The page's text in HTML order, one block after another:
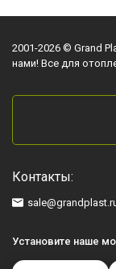
2001-2026 © Grand
нами! Все для
Контакты:
Установите наше